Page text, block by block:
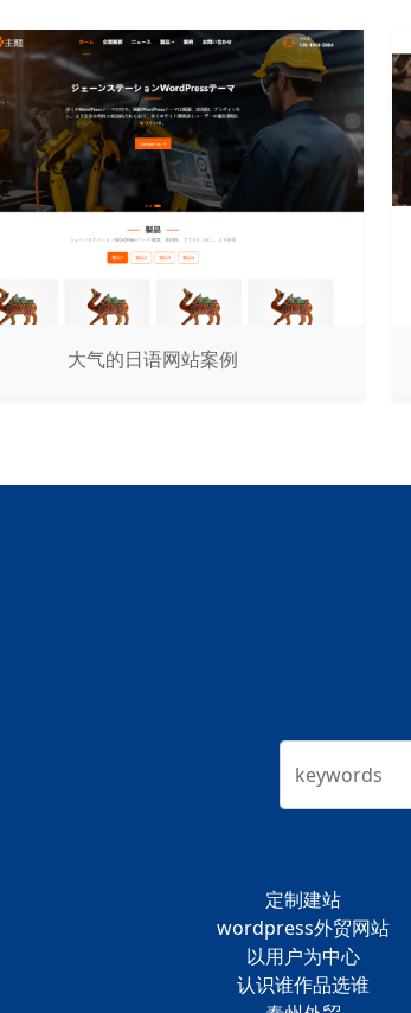
大气的日语网站案例
keywords
定制建站
wordpress外贸网站
以用户为中心
认识谁作品选谁